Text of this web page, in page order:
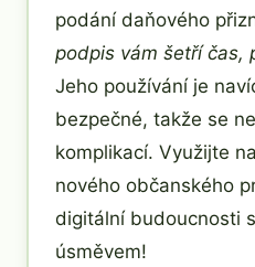
podání daňového
podpis vám šetří čas,
Jeho používání je
bezpečné, takže se
komplikací. Využijte
nového občanského
digitální budoucnosti
úsměvem!